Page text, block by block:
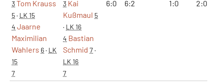
3Tom Krauss
5· LK 15
4 Jaarne
Maximilian
Wahlers 6· LK
15
7
3 Kai
Kußmaul 5
· LK 16
4 Bastian
Schmid 7·
LK 16
7
6:0 6:2 1:0 2:0